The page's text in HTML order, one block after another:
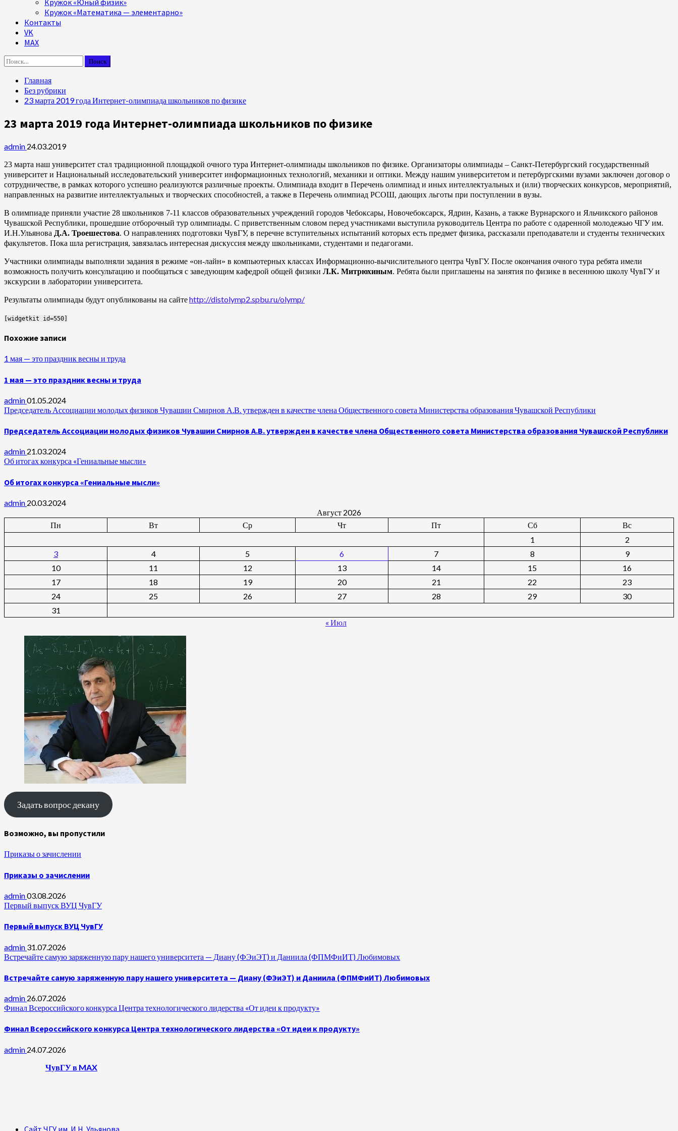
Кружок «Юный физик»
Кружок «Математика — элементарно»
Контакты
VK
MAX
Найти:
Главная
Без рубрики
23 марта 2019 года Интернет-олимпиада школьников по физике
23 марта 2019 года Интернет-олимпиада школьников по физике
admin 24.03.2019
23 марта наш университет стал традиционной площадкой очного тура Интернет-олимпиады школьников по физике. Организаторы олимпиады – Санкт-Петербургский государственный
университет и Национальный исследовательский университет информационных технологий, механики и оптики. Между нашим университетом и петербургскими вузами заключен договор о
сотрудничестве, в рамках которого успешно реализуются различные проекты. Олимпиада входит в Перечень олимпиад и иных интеллектуальных и (или) творческих конкурсов, мероприятий,
направленных на развитие интеллектуальных и творческих способностей, а также в Перечень олимпиад РСОШ, дающих льготы при поступлении в вузы.
В олимпиаде приняли участие 28 школьников 7-11 классов образовательных учреждений городов Чебоксары, Новочебоксарск, Ядрин, Казань, а также Вурнарского и Яльчикского районов
Чувашской Республики, прошедшие отборочный тур олимпиады. С приветственным словом перед участниками выступила руководитель Центра по работе с одаренной молодежью ЧГУ им.
И.Н.Ульянова Д.А. Троешестова. О направлениях подготовки ЧувГУ, в перечне вступительных испытаний которых есть предмет физика, рассказали преподаватели и студенты технических
факультетов. Пока шла регистрация, завязалась интересная дискуссия между школьниками, студентами и педагогами.
Участники олимпиады выполняли задания в режиме «он-лайн» в компьютерных классах Информационно-вычислительного центра ЧувГУ. После окончания очного тура ребята имели
возможность получить консультацию и пообщаться с заведующим кафедрой общей физики Л.К. Митрюхиным. Ребята были приглашены на занятия по физике в весеннюю школу ЧувГУ и
экскурсии в лаборатории университета.
Результаты олимпиады будут опубликованы на сайтеhttp://distolymp2.spbu.ru/olymp/
[widgetkit id=550]
Похожие записи
1 мая — это праздник весны и труда
1 мая — это праздник весны и труда
admin01.05.2024
Председатель Ассоциации молодых физиков Чувашии Смирнов А.В. утвержден в качестве члена Общественного совета Министерства образования Чувашской Республики
Председатель Ассоциации молодых физиков Чувашии Смирнов А.В. утвержден в качестве члена Общественного совета Министерства образования Чувашской Республики
admin 21.03.2024
Об итогах конкурса «Гениальные мысли»
Об итогах конкурса «Гениальные мысли»
admin 20.03.2024
Август 2026
Пн
Вт Ср Чт Пт Сб
Вс
1
2
3
4 5 6 7 8
9
10
11 12 13 14 15
16
17
18 19 20 21 22
23
24
25 26 27 28 29
30
31
« Июл
Задать вопрос декану
Возможно, вы пропустили
Приказы о зачислении
Приказы о зачислении
admin03.08.2026
Первый выпуск ВУЦ ЧувГУ
Первый выпуск ВУЦ ЧувГУ
admin 31.07.2026
Встречайте самую заряженную пару нашего университета — Диану (ФЭиЭТ) и Даниила (ФПМФиИТ) Любимовых
Встречайте самую заряженную пару нашего университета — Диану (ФЭиЭТ) и Даниила (ФПМФиИТ) Любимовых
admin 26.07.2026
Финал Всероссийского конкурса Центра технологического лидерства «От идеи к продукту»
Финал Всероссийского конкурса Центра технологического лидерства «От идеи к продукту»
admin 24.07.2026
ЧувГУ в MAX
Сайт ЧГУ им. И.Н. Ульянова